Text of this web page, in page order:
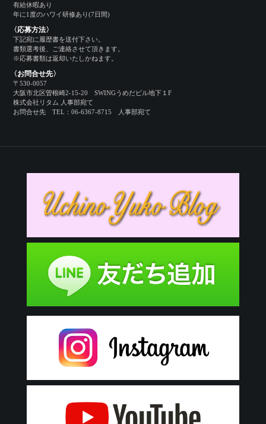
有給休暇あり
年に1度のハワイ研修あり(7日間)
〈応募方法〉
下記宛に履歴書を送付下さい。
書類選考後、ご連絡させて頂きます。
※応募書類は返却いたしかねます。
〈お問合せ先〉
〒530-0057
大阪市北区曽根崎2-15-20 SWINGうめだビル地下１F
株式会社リタム 人事部宛て
お問合せ先 TEL：06-6367-8715 人事部宛て